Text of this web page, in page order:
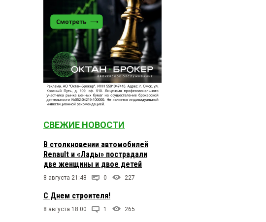
СВЕЖИЕ НОВОСТИ
В столкновении автомобилей
Renault и «Лады» пострадали
две женщины и двое детей
8 августа 21:48 0 227
С Днем строителя!
8 августа 18:00 1 265